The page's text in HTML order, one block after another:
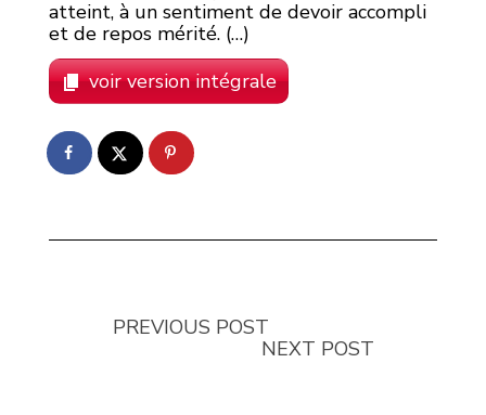
atteint, à un sentiment de devoir accompli
et de repos mérité. (…)
voir version intégrale
PREVIOUS POST
NEXT POST